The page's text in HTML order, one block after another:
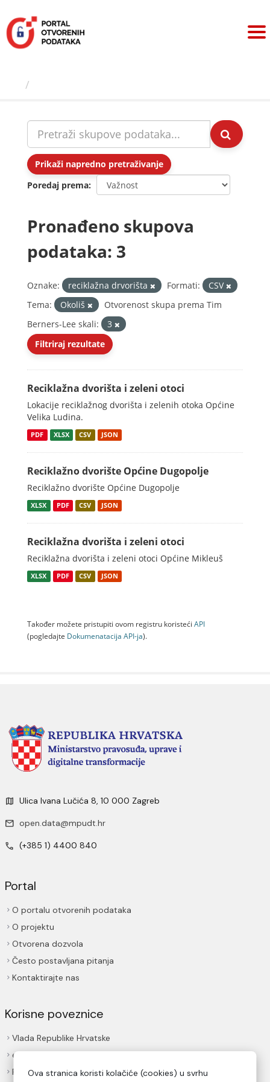
sadržaj
Prikaži napredno pretraživanje
Poredaj prema
Pronađeno skupova
podataka: 3
Oznake: reciklažna drvorišta Formati:
CSV
Tema:
Okoliš
Otvorenost skupa prema Tim
Berners-Lee skali:
3
Filtriraj rezultate
Reciklažna dvorišta i zeleni otoci
Lokacije reciklažnog dvorišta i zelenih otoka Općine
Velika Ludina.
PDF XLSX CSV JSON
Reciklažno dvorište Općine Dugopolje
Reciklažno dvorište Općine Dugopolje
XLSX PDF CSV JSON
Reciklažna dvorišta i zeleni otoci
Reciklažna dvorišta i zeleni otoci Općine Mikleuš
XLSX PDF CSV JSON
Također možete pristupiti ovom registru koristeći API
(pogledajte Dokumenаtаcijа API-jа).